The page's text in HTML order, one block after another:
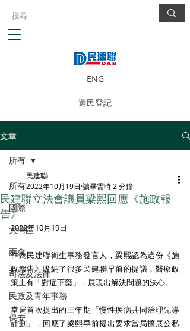
ENG
選民登記
文章
所有
國際
大灣區
兩會
司法及法律
民政及青年事務
保安
所有
民建聯立法會議員梁熙回應《施政報
告》
民建聯
2022年10月19日 讀畢需時 2 分鐘
2022年10月19日
作為民建聯衛生事務發言人，梁熙認為這份《施
政報告》吸納了很多民建聯早前的提議，醫療政
策上有「對症下藥」，展現出解決問題的決心。
當局首次提出的三年期「慢性疾病共同治理先導
計劃」，回應了梁熙早前提出要求當局擴展公私